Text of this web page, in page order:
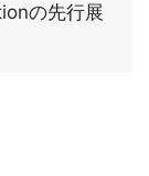
の先行展